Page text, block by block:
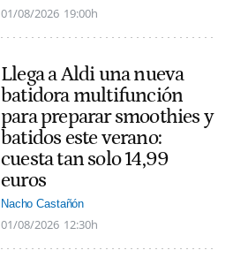
01/08/2026 19:00h
Llega a Aldi una nueva
batidora multifunción
para preparar smoothies y
batidos este verano:
cuesta tan solo 14,99
euros
Nacho Castañón
01/08/2026 12:30h